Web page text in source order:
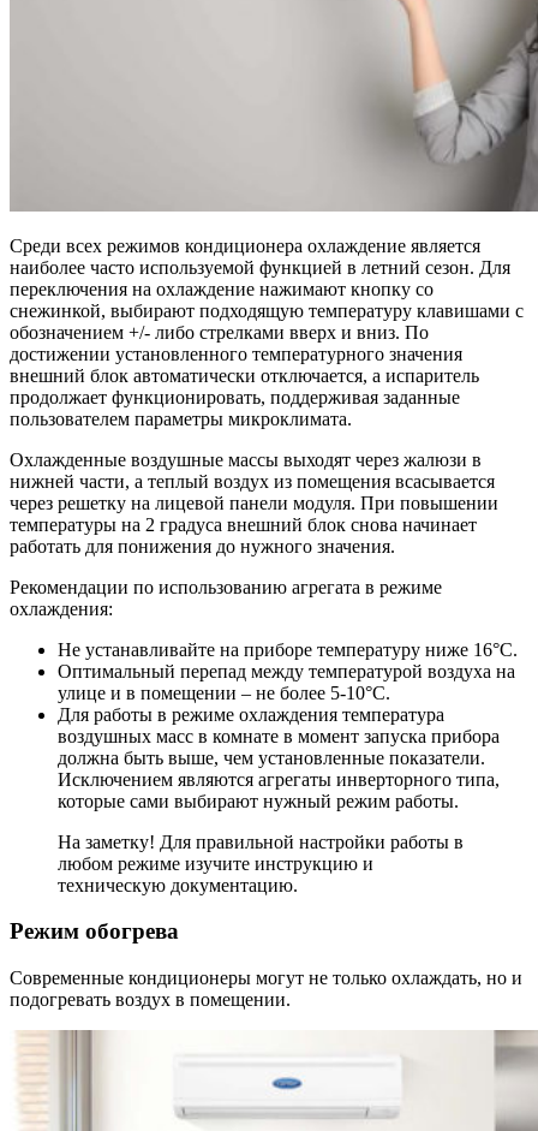
Среди всех режимов кондиционера охлаждение является
наиболее часто используемой функцией в летний сезон. Для
переключения на охлаждение нажимают кнопку со
снежинкой, выбирают подходящую температуру клавишами с
обозначением +/- либо стрелками вверх и вниз. По
достижении установленного температурного значения
внешний блок автоматически отключается, а испаритель
продолжает функционировать, поддерживая заданные
пользователем параметры микроклимата.
Охлажденные воздушные массы выходят через жалюзи в
нижней части, а теплый воздух из помещения всасывается
через решетку на лицевой панели модуля. При повышении
температуры на 2 градуса внешний блок снова начинает
работать для понижения до нужного значения.
Рекомендации по использованию агрегата в режиме
охлаждения:
Не устанавливайте на приборе температуру ниже 16°С.
Оптимальный перепад между температурой воздуха на
улице и в помещении – не более 5-10°С.
Для работы в режиме охлаждения температура
воздушных масс в комнате в момент запуска прибора
должна быть выше, чем установленные показатели.
Исключением являются агрегаты инверторного типа,
которые сами выбирают нужный режим работы.
На заметку! Для правильной настройки работы в
любом режиме изучите инструкцию и
техническую документацию.
Режим обогрева
Современные кондиционеры могут не только охлаждать, но и
подогревать воздух в помещении.